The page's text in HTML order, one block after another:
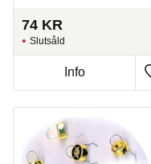
74 KR
Slutsåld
Info